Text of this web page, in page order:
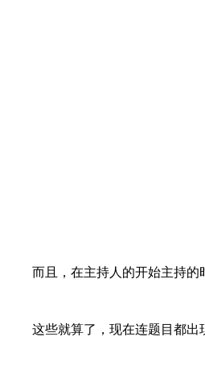
而且，在主持人的开始主持的时
这些就算了，现在连题目都出现